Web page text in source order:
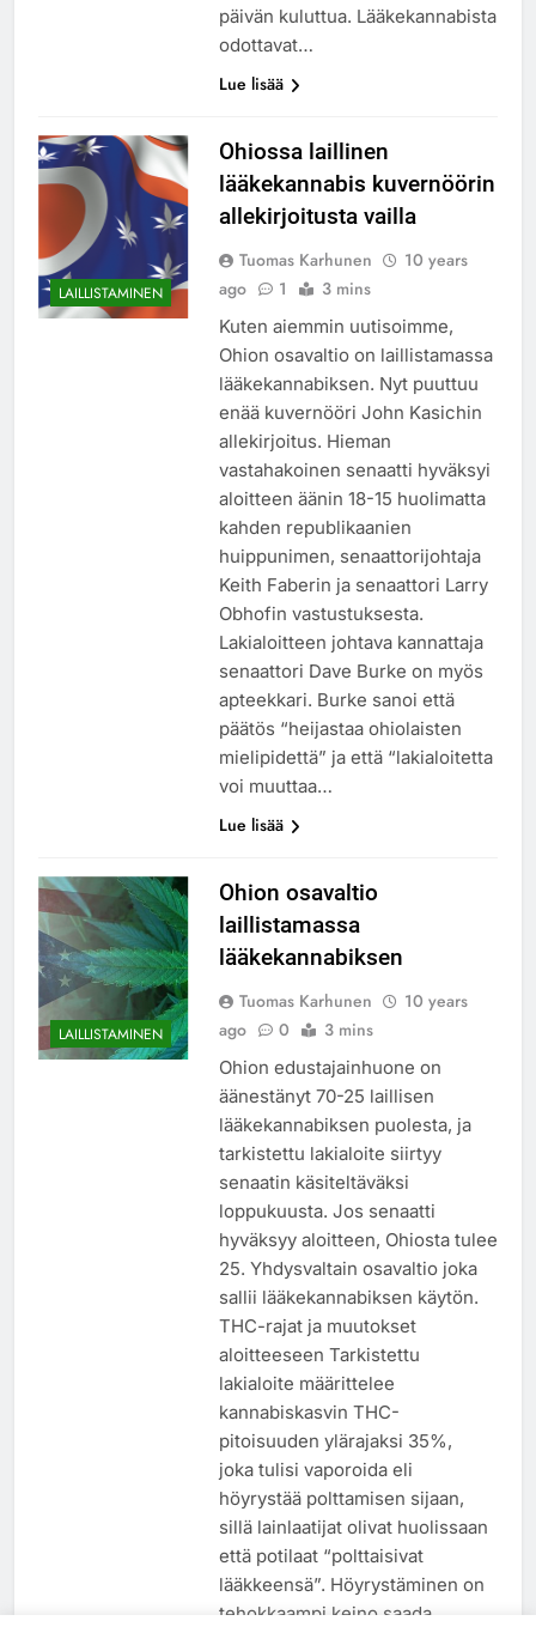
päivän kuluttua. Lääkekannabista
odottavat…
Lue lisää
LAILLISTAMINEN
Ohiossa laillinen
lääkekannabis kuvernöörin
allekirjoitusta vailla
Tuomas Karhunen
10 years
ago
1 3 mins
Kuten aiemmin uutisoimme,
Ohion osavaltio on laillistamassa
lääkekannabiksen. Nyt puuttuu
enää kuvernööri John Kasichin
allekirjoitus. Hieman
vastahakoinen senaatti hyväksyi
aloitteen äänin 18-15 huolimatta
kahden republikaanien
huippunimen, senaattorijohtaja
Keith Faberin ja senaattori Larry
Obhofin vastustuksesta.
Lakialoitteen johtava kannattaja
senaattori Dave Burke on myös
apteekkari. Burke sanoi että
päätös “heijastaa ohiolaisten
mielipidettä” ja että “lakialoitetta
voi muuttaa…
Lue lisää
LAILLISTAMINEN
Ohion osavaltio
laillistamassa
lääkekannabiksen
Tuomas Karhunen
10 years
ago
0 3 mins
Ohion edustajainhuone on
äänestänyt 70-25 laillisen
lääkekannabiksen puolesta, ja
tarkistettu lakialoite siirtyy
senaatin käsiteltäväksi
loppukuusta. Jos senaatti
hyväksyy aloitteen, Ohiosta tulee
25. Yhdysvaltain osavaltio joka
sallii lääkekannabiksen käytön.
THC-rajat ja muutokset
aloitteeseen Tarkistettu
lakialoite määrittelee
kannabiskasvin THC-
pitoisuuden ylärajaksi 35%,
joka tulisi vaporoida eli
höyrystää polttamisen sijaan,
sillä lainlaatijat olivat huolissaan
että potilaat “polttaisivat
lääkkeensä”. Höyrystäminen on
tehokkaampi keino saada…